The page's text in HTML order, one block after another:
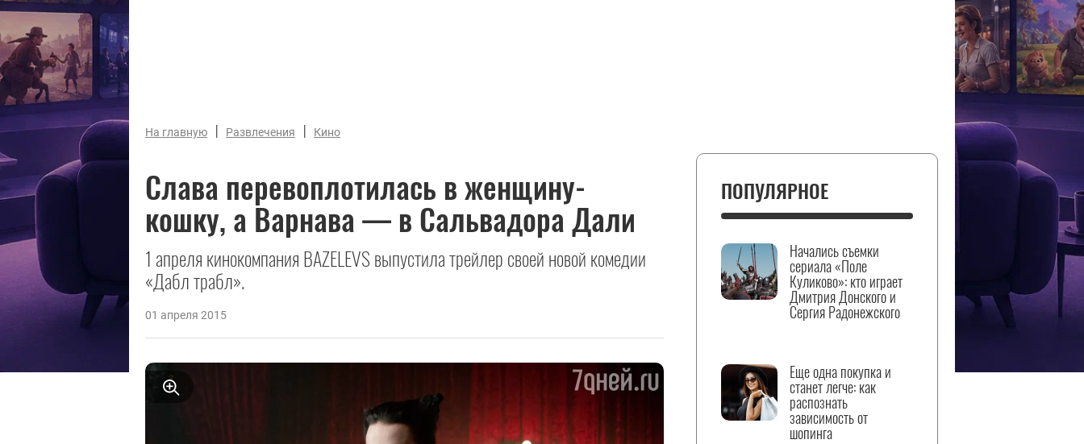
На главную | Развлечения | Кино
Слава перевоплотилась в женщину-
кошку, а Варнава — в Сальвадора Дали
1 апреля кинокомпания BAZELEVS выпустила трейлер своей новой комедии
«Дабл трабл».
01 апреля 2015
ПОПУЛЯРНОЕ
Начались съемки
сериала «Поле
Куликово»: кто играет
Дмитрия Донского и
Сергия Радонежского
Еще одна покупка и
станет легче: как
распознать
зависимость от
шопинга